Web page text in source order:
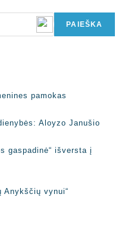
PAIEŠKA
pamokas
Aloyzo Janušio
gaspadinė“ išversta į
Anykščių vynui“